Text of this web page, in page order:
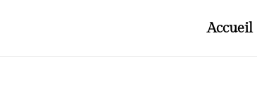
Accueil